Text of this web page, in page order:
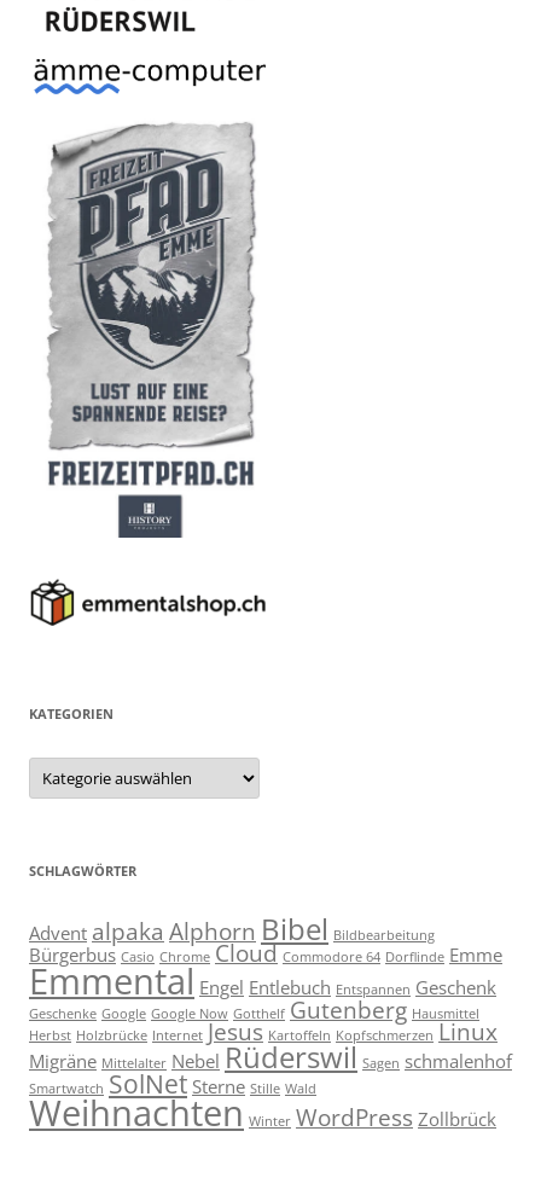
KATEGORIEN
Kategorien
SCHLAGWÖRTER
Advent alpaka Alphorn Bibel Bildbearbeitung
Bürgerbus Casio Chrome Cloud Commodore 64 Dorflinde Emme
Emmental Engel Entlebuch Entspannen Geschenk
Geschenke Google Google Now Gotthelf Gutenberg Hausmittel
Herbst Holzbrücke Internet Jesus Kartoffeln Kopfschmerzen Linux
Migräne Mittelalter Nebel Rüderswil Sagen schmalenhof
Smartwatch SolNet Sterne Stille Wald
Weihnachten Winter WordPress Zollbrück